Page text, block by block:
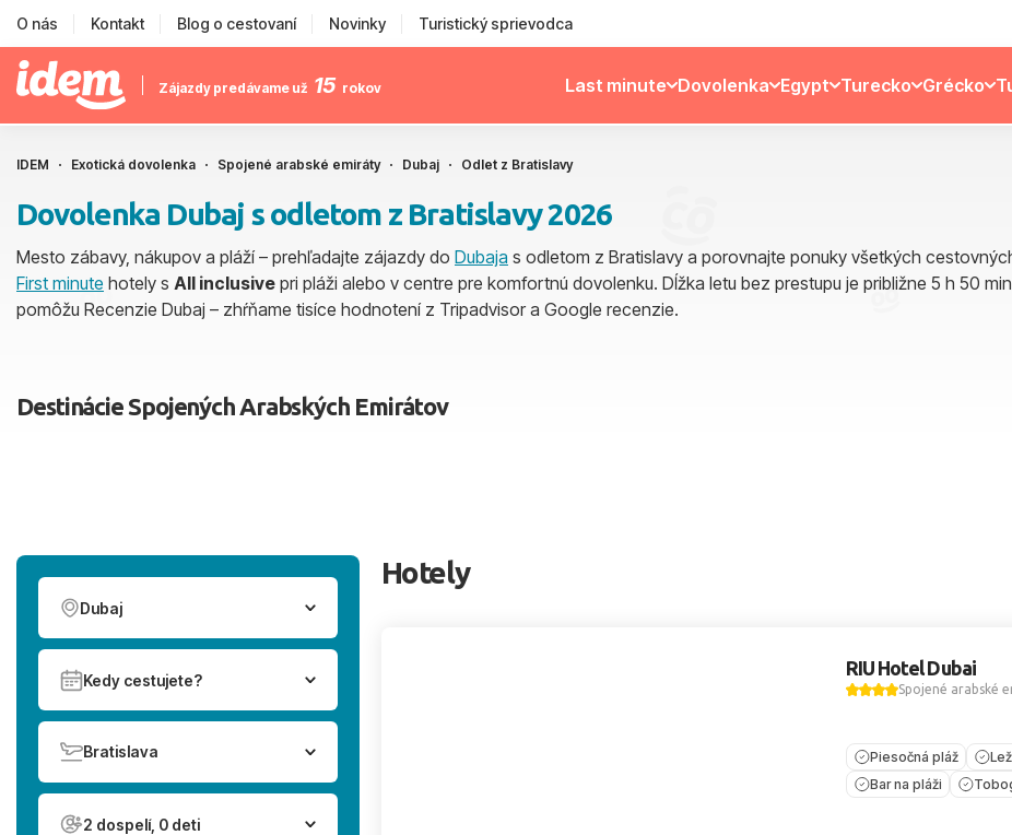
O nás Kontakt Blog o cestovaní Novinky Turistický sprievodca
Zájazdy predávame už 15 rokov Last minute Dovolenka Egypt Turecko Grécko
IDEM Exotická dovolenka Spojené arabské emiráty Dubaj Odlet z Bratislavy
Dovolenka Dubaj s odletom z Bratislavy 2026
Mesto zábavy, nákupov a pláží – prehľadajte zájazdy do Dubaja s odletom z Bratislavy a porovnajte ponuky všetkých
First minute hotely s All inclusive pri pláži alebo v centre pre komfortnú dovolenku. Dĺžka letu bez prestupu je približne 5 h 50
pomôžu Recenzie Dubaj – zhŕňame tisíce hodnotení z Tripadvisor a Google recenzie.
Destinácie Spojených Arabských Emirátov
Dubaj
Kedy cestujete?
Bratislava
2 dospelí, 0 deti
Hotely
RIU Hotel Dubai
Spojené arabské
Piesočná pláž
Bar na pláži